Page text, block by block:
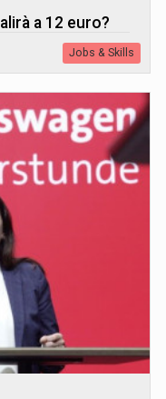
a 12 euro?
Jobs & Skills